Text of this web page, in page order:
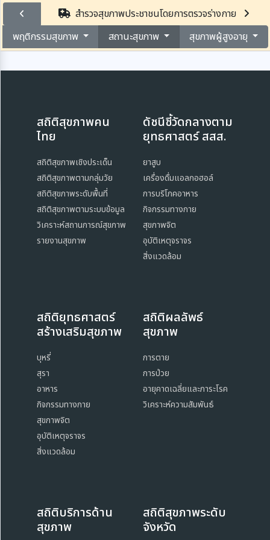
สำรวจสุขภาพประชาชนโดยการตรวจร่างกาย
พฤติกรรมสุขภาพ
สถานะสุขภาพ สุขภาพผู้สูงอายุ
สถิติสุขภาพคน
ไทย
สถิติสุขภาพเชิงประเด็น
สถิติสุขภาพตามกลุ่มวัย
สถิติสุขภาพระดับพื้นที่
สถิติสุขภาพตามระบบข้อมูล
วิเคราะห์สถานการณ์สุขภาพ
รายงานสุขภาพ
ดัชนีชี้วัดกลางตาม
ยุทธศาสตร์ สสส.
ยาสูบ
เครื่องดื่มแอลกอฮอล์
การบริโภคอาหาร
กิจกรรมทางกาย
สุขภาพจิต
อุบัติเหตุจราจร
สิ่งแวดล้อม
สถิติยุทธศาสตร์
สร้างเสริมสุขภาพ
บุหรี่
สุรา
อาหาร
กิจกรรมทางกาย
สุขภาพจิต
อุบัติเหตุจราจร
สิ่งแวดล้อม
สถิติผลลัพธ์
สุขภาพ
การตาย
การป่วย
อายุคาดเฉลี่ยและภาระโรค
วิเคราะห์ความสัมพันธ์
สถิติบริการด้าน
สุขภาพ
สถิติสุขภาพระดับ
จังหวัด